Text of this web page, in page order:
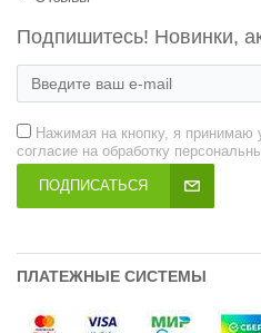
Подпишитесь! Новинки,
Нажимая на кнопку, я принимаю
согласие на обработку
ПОДПИСАТЬСЯ
ПЛАТЕЖНЫЕ СИСТЕМЫ